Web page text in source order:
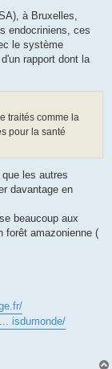
à Bruxelles,
endocriniens, ces
le système
rapport dont la
traités comme la
pour la santé
les autres
davantage en
beaucoup aux
forêt amazonienne (
isdumonde/